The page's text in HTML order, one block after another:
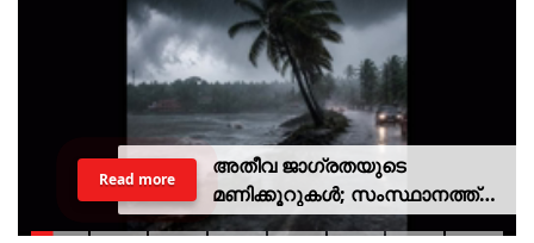
അതീവ ജാഗ്രതയുടെ
മണിക്കൂറുകൾ; സംസ്ഥാനത്ത്
റെഡ് അലർട്ട്, ശക്തമായ
Read more